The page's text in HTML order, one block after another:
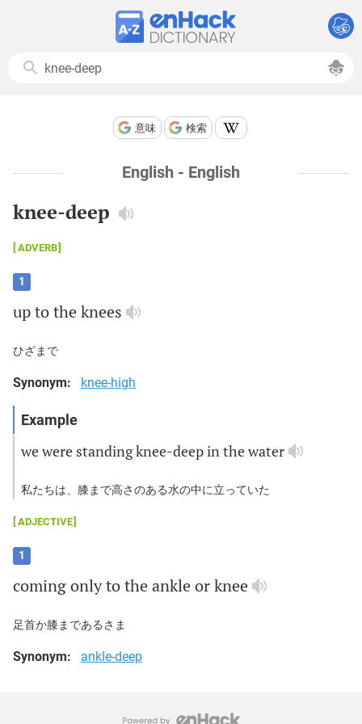
意味 検索
English - English
knee-deep
ADVERB
1
uptothe knees
ひざまで
Synonym: knee-high
wewere standingknee-deepinthewater
私たちは、膝まで高さのある水の中に立っていた
ADJECTIVE
1
comingonlytothe ankle orknee
足首か膝まであるさま
Synonym: ankle-deep